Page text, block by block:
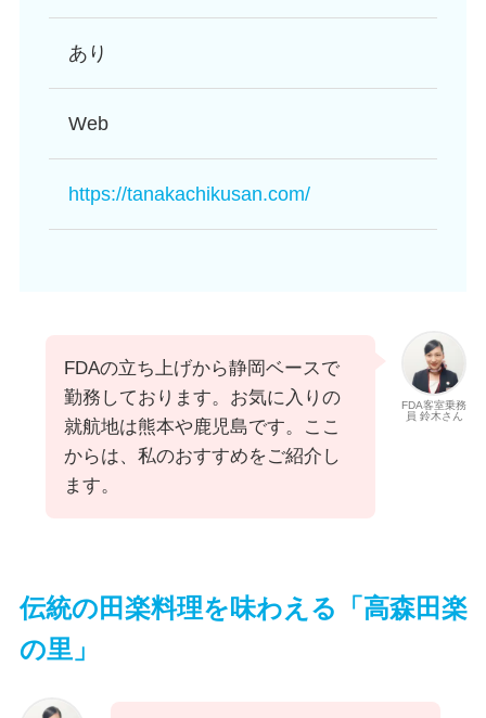
あり
Web
https://tanakachikusan.com/
FDA客室乗務
員 鈴木さん
FDAの立ち上げから静岡ベースで
勤務しております。お気に入りの
就航地は熊本や鹿児島です。ここ
からは、私のおすすめをご紹介し
ます。
伝統の田楽料理を味わえる「高森田楽
の里」